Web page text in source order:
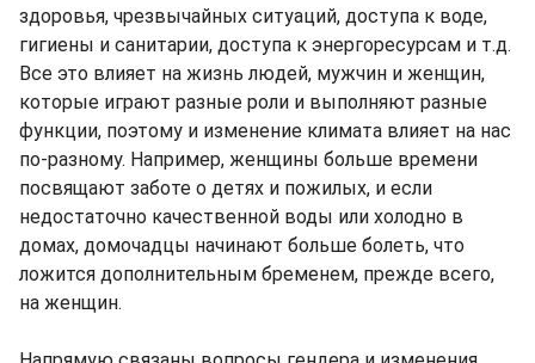
здоровья, чрезвычайных ситуаций, доступа к воде,
гигиены и санитарии, доступа к энергоресурсам и т.д.
Все это влияет на жизнь людей, мужчин и женщин,
которые играют разные роли и выполняют разные
функции, поэтому и изменение климата влияет на нас
по-разному. Например, женщины больше времени
посвящают заботе о детях и пожилых, и если
недостаточно качественной воды или холодно в
домах, домочадцы начинают больше болеть, что
ложится дополнительным бременем, прежде всего,
на женщин.